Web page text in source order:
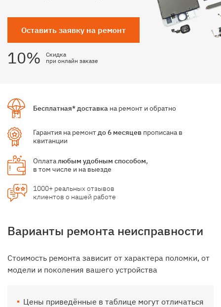
Оставить заявку на ремонт
10%
Скидка
при онлайн заказе
Бесплатная* доставка на ремонт и обратно
Гарантия на ремонтдо 6 месяцев прописана в
квитанции
Оплаталюбым удобным способом,
в том числе и на выезде
1000+ реальных отзывов
клиентов о нашей работе
Варианты ремонта неисправности
Стоимость ремонта зависит от характера поломки, от
модели и поколения вашего устройства
Цены приведённые в таблице могут отличаться